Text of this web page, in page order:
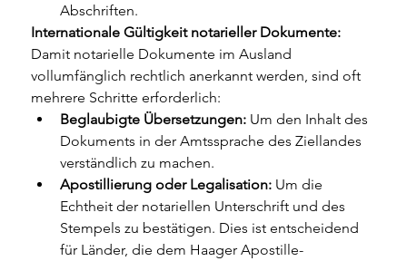
Abschriften.
Internationale Gültigkeit notarieller Dokumente:
Damit notarielle Dokumente im Ausland
vollumfänglich rechtlich anerkannt werden, sind oft
mehrere Schritte erforderlich:
Beglaubigte Übersetzungen: Um den Inhalt des
Dokuments in der Amtssprache des Ziellandes
verständlich zu machen.
Apostillierung oder Legalisation: Um die
Echtheit der notariellen Unterschrift und des
Stempels zu bestätigen. Dies ist entscheidend
für Länder, die dem Haager Apostille-